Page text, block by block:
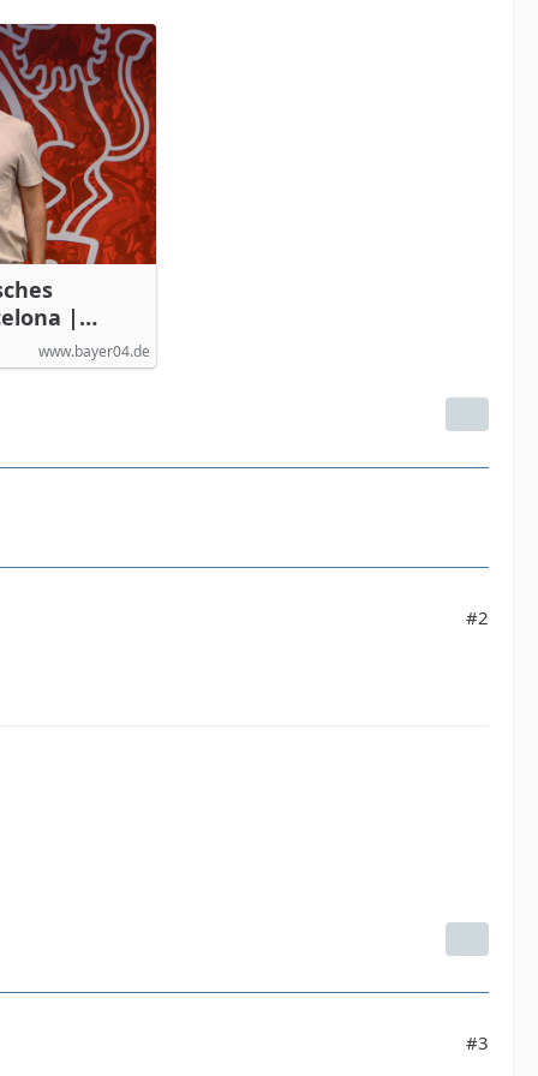
|
www.bayer04.de
#2
#3